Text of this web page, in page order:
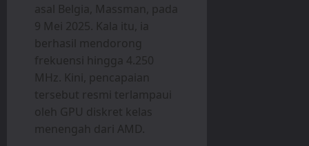
asal Belgia, Massman, pada
9 Mei 2025. Kala itu, ia
berhasil mendorong
frekuensi hingga 4.250
MHz. Kini, pencapaian
tersebut resmi terlampaui
oleh GPU diskret kelas
menengah dari AMD.